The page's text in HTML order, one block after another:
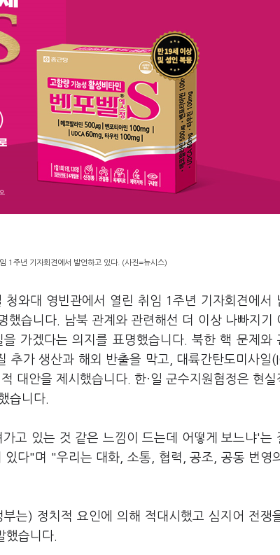
1주년 기자회견에서 발언하고 있다. (사진=뉴시스)
와대 영빈관에서 열린 취임 1주년 기자회견에서
했습니다. 남북 관계와 관련해선 더 이상 나빠지기
을 가겠다는 의지를 표명했습니다. 북한 핵 문제와
추가 생산과 해외 반출을 막고, 대륙간탄도미사일
대안을 제시했습니다. 한·일 군수지원협정은 현실
습니다.
고 있는 것 같은 느낌이 드는데 어떻게 보느냐'는
다"며 "우리는 대화, 소통, 협력, 공조, 공동 번영
는) 정치적 요인에 의해 적대시했고 심지어 전쟁
습니다.